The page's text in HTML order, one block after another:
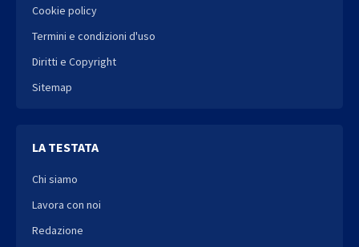
Cookie policy
Termini e condizioni d'uso
Diritti e Copyright
Sitemap
LA TESTATA
Chi siamo
Lavora con noi
Redazione